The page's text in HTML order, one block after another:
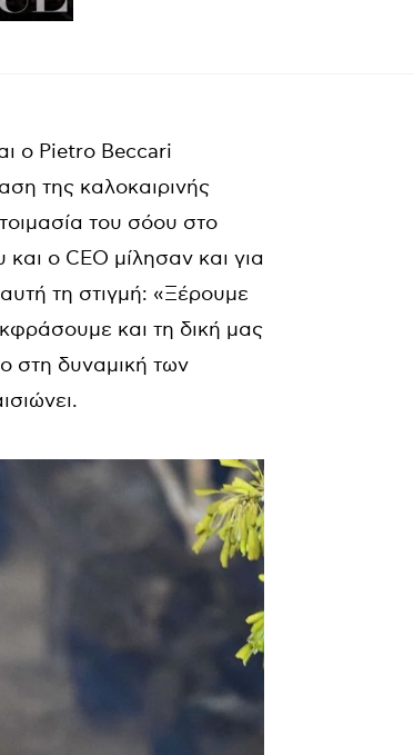
ο Pietro Beccari
της καλοκαιρινής
του σόου στο
και ο CEO μίλησαν και για
αυτή τη στιγμή: «Ξέρουμε
και τη δική μας
στη δυναμική των